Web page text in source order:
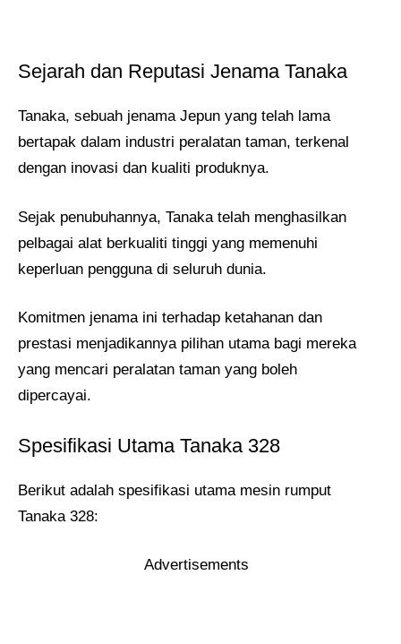
Sejarah dan Reputasi Jenama Tanaka
Tanaka, sebuah jenama Jepun yang telah lama
bertapak dalam industri peralatan taman, terkenal
dengan inovasi dan kualiti produknya.
Sejak penubuhannya, Tanaka telah menghasilkan
pelbagai alat berkualiti tinggi yang memenuhi
keperluan pengguna di seluruh dunia.
Komitmen jenama ini terhadap ketahanan dan
prestasi menjadikannya pilihan utama bagi mereka
yang mencari peralatan taman yang boleh
dipercayai.
Spesifikasi Utama Tanaka 328
Berikut adalah spesifikasi utama mesin rumput
Tanaka 328:
Advertisements